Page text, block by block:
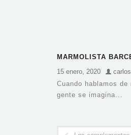
MARMOLISTA
15 enero, 2020
carlos
Cuando hablamos
gente se imagina...